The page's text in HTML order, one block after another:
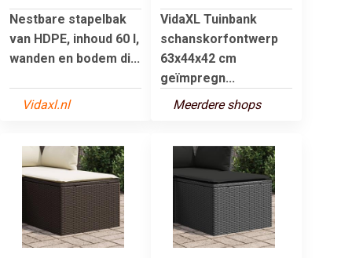
Nestbare stapelbak
van HDPE, inhoud 60 l,
wanden en bodem di...
Vidaxl.nl
VidaXL Tuinbank
schanskorfontwerp
63x44x42 cm
geïmpregn...
Meerdere shops